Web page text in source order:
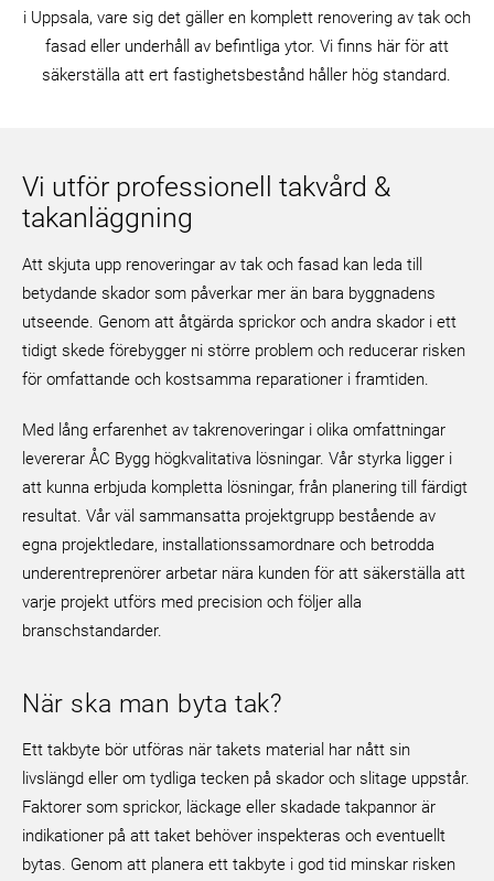
i Uppsala, vare sig det gäller en komplett renovering av tak och
fasad eller underhåll av befintliga ytor. Vi finns här för att
säkerställa att ert fastighetsbestånd håller hög standard.
Vi utför professionell takvård &
takanläggning
Att skjuta upp renoveringar av tak och fasad kan leda till
betydande skador som påverkar mer än bara byggnadens
utseende. Genom att åtgärda sprickor och andra skador i ett
tidigt skede förebygger ni större problem och reducerar risken
för omfattande och kostsamma reparationer i framtiden.
Med lång erfarenhet av takrenoveringar i olika omfattningar
levererar ÅC Bygg högkvalitativa lösningar. Vår styrka ligger i
att kunna erbjuda kompletta lösningar, från planering till färdigt
resultat. Vår väl sammansatta projektgrupp bestående av
egna projektledare, installationssamordnare och betrodda
underentreprenörer arbetar nära kunden för att säkerställa att
varje projekt utförs med precision och följer alla
branschstandarder.
När ska man byta tak?
Ett takbyte bör utföras när takets material har nått sin
livslängd eller om tydliga tecken på skador och slitage uppstår.
Faktorer som sprickor, läckage eller skadade takpannor är
indikationer på att taket behöver inspekteras och eventuellt
bytas. Genom att planera ett takbyte i god tid minskar risken